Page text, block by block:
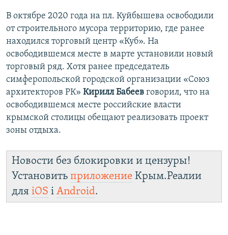
й
В октябре 2020 года на пл. Куйбышева освободили
от строительного мусора территорию, где ранее
находился торговый центр «Куб». На
освободившемся месте в марте установили новый
торговый ряд. Хотя ранее председатель
симферопольской городской организации «Союз
архитекторов РК» Кирилл Бабеев говорил, что на
освободившемся месте российские власти
крымской столицы обещают реализовать проект
зоны отдыха.
Новости без блокировки и цензуры!
Установить приложение Крым.Реалии
для iOS і Android.